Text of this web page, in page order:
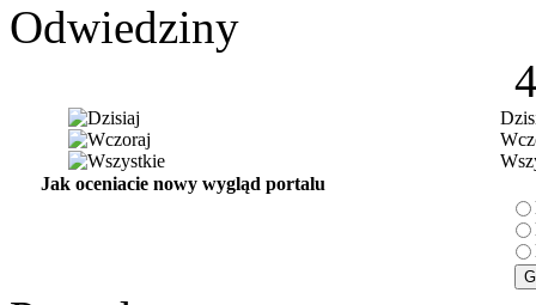
Odwiedziny
Jak oceniacie nowy wygląd portalu